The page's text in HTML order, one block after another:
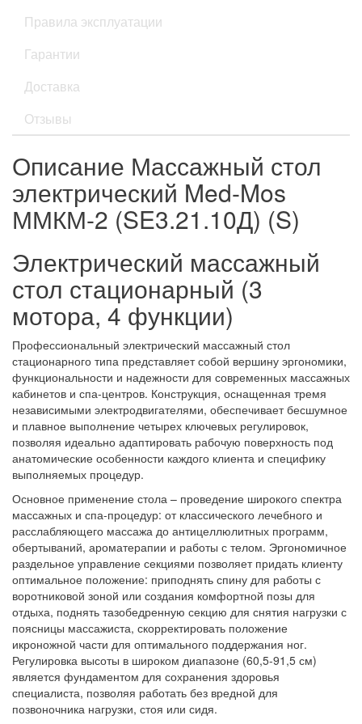
Правила эксплуатации
Гарантии
Доставка
Отзывы
Описание Массажный стол
электрический Med-Mos
ММКМ-2 (SE3.21.10Д) (S)
Электрический массажный
стол стационарный (3
мотора, 4 функции)
Профессиональный электрический массажный стол
стационарного типа представляет собой вершину эргономики,
функциональности и надежности для современных массажных
кабинетов и спа-центров. Конструкция, оснащенная тремя
независимыми электродвигателями, обеспечивает бесшумное
и плавное выполнение четырех ключевых регулировок,
позволяя идеально адаптировать рабочую поверхность под
анатомические особенности каждого клиента и специфику
выполняемых процедур.
Основное применение стола – проведение широкого спектра
массажных и спа-процедур: от классического лечебного и
расслабляющего массажа до антицеллюлитных программ,
обертываний, ароматерапии и работы с телом. Эргономичное
раздельное управление секциями позволяет придать клиенту
оптимальное положение: приподнять спину для работы с
воротниковой зоной или создания комфортной позы для
отдыха, поднять тазобедренную секцию для снятия нагрузки с
поясницы массажиста, скорректировать положение
икроножной части для оптимального поддержания ног.
Регулировка высоты в широком диапазоне (60,5-91,5 см)
является фундаментом для сохранения здоровья
специалиста, позволяя работать без вредной для
позвоночника нагрузки, стоя или сидя.